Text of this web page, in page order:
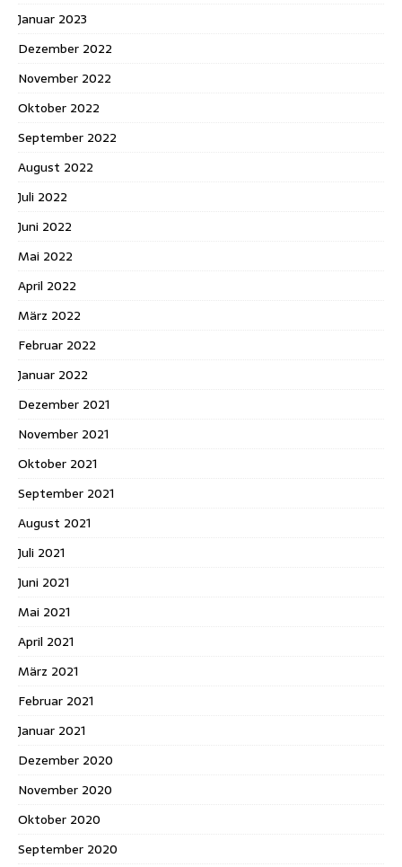
Januar 2023
Dezember 2022
November 2022
Oktober 2022
September 2022
August 2022
Juli 2022
Juni 2022
Mai 2022
April 2022
März 2022
Februar 2022
Januar 2022
Dezember 2021
November 2021
Oktober 2021
September 2021
August 2021
Juli 2021
Juni 2021
Mai 2021
April 2021
März 2021
Februar 2021
Januar 2021
Dezember 2020
November 2020
Oktober 2020
September 2020